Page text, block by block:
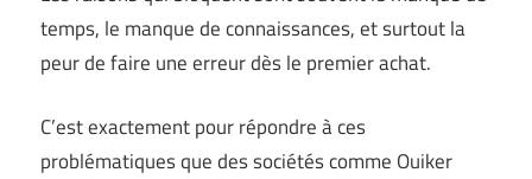
temps, le manque de connaissances, et surtout la
peur de faire une erreur dès le premier achat.
C’est exactement pour répondre à ces
problématiques que des sociétés comme Ouiker